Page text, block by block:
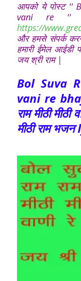
आपको ये पोस्ट ''
vani re ''
https://
और हमसे संपर्क
हमारी ईमेल
जय श्री राम |
Bol Suva
vani re
राम मीठी मीठी
मीठी राम